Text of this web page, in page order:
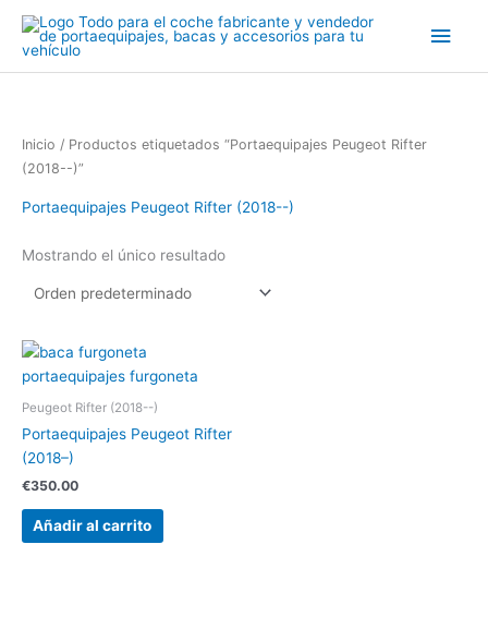
contenido
Inicio / Productos etiquetados “Portaequipajes Peugeot Rifter
(2018--)”
Portaequipajes Peugeot Rifter (2018--)
Mostrando el único resultado
Peugeot Rifter (2018--)
Portaequipajes Peugeot Rifter
(2018–)
€350.00
Añadir al carrito